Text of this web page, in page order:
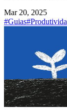
Mar 20, 2025
#Guias